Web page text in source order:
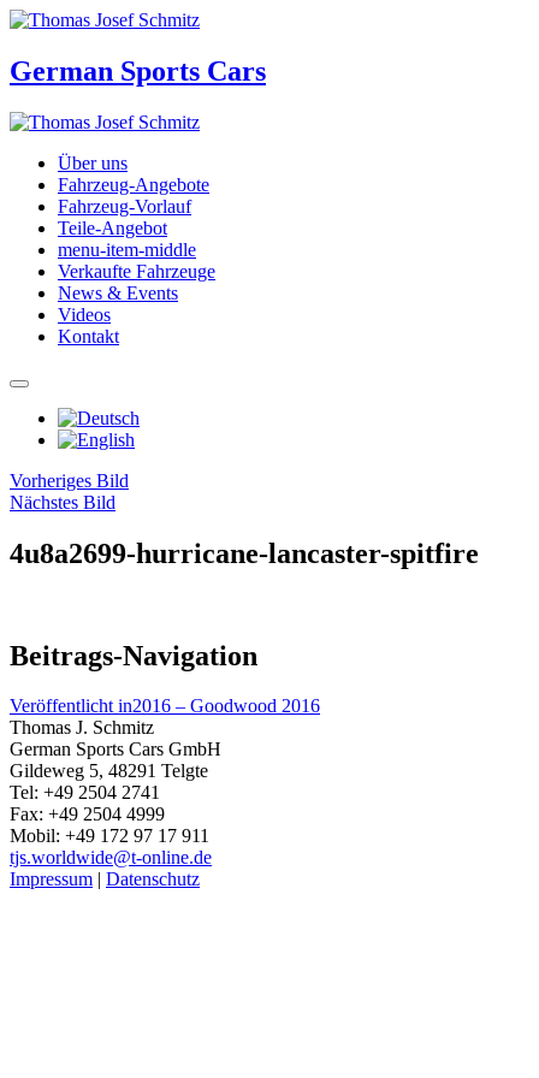
German Sports Cars
Über uns
Fahrzeug-Angebote
Fahrzeug-Vorlauf
Teile-Angebot
menu-item-middle
Verkaufte Fahrzeuge
News & Events
Videos
Kontakt
Vorheriges Bild
Nächstes Bild
4u8a2699-hurricane-lancaster-spitfire
Beitrags-Navigation
Veröffentlicht in2016 – Goodwood 2016
Thomas J. Schmitz
German Sports Cars GmbH
Gildeweg 5, 48291 Telgte
Tel: +49 2504 2741
Fax: +49 2504 4999
Mobil: +49 172 97 17 911
tjs.worldwide@t-online.de
Impressum | Datenschutz